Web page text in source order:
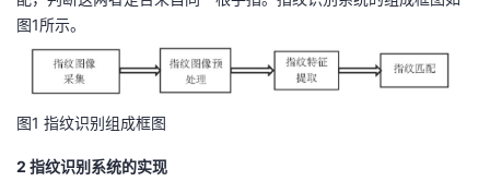
注
开
发
者
的
Programs
我
的
支
图1所示。
图1 指纹识别组成框图
2 指纹识别系统的实现